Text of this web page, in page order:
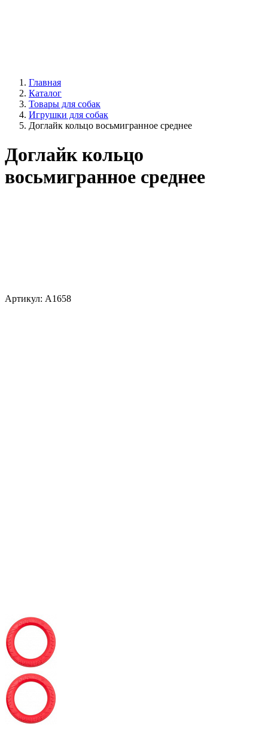
Главная
Каталог
Товары для собак
Игрушки для собак
Доглайк кольцо восьмигранное среднее
Доглайк кольцо
восьмигранное среднее
Артикул: A1658